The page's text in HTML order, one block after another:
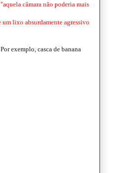
"aquela câmara não poderia mais
um lixo absurdamente agressivo
Por exemplo, casca de banana